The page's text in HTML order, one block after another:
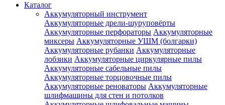
Каталог
Аккумуляторный инструмент
Аккумуляторные дрели-шуруповёрты
Аккумуляторные перфораторы Аккумуляторные
миксеры Аккумуляторные УШМ (болгарки)
Аккумуляторные рубанки Аккумуляторные
лобзики Аккумуляторные циркулярные пилы
Аккумуляторные сабельные пилы
Аккумуляторные торцовочные пилы
Аккумуляторные реноваторы Аккумуляторные
шлифмашины для стен и потолков